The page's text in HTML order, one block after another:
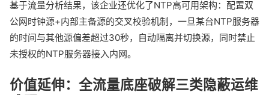
基于流量分析结果，该企业还优化了NTP高可用架构：配置双
公网时钟源+内部主备源的交叉校验机制，一旦某台NTP服务器
的时间与其他源偏差超过30秒，自动隔离并切换源，同时禁止
未授权的NTP服务器接入内网。
价值延伸：全流量底座破解三类隐蔽运维